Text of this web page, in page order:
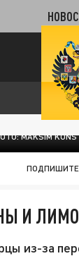
MAKSIM
И
из-за